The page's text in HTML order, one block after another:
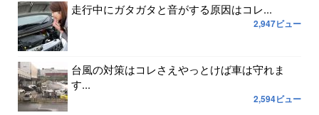
走行中にガタガタと音がする原因はコレ...
2,947ビュー
台風の対策はコレさえやっとけば車は守れま
す...
2,594ビュー